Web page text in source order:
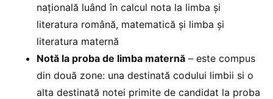
naţională luând în calcul nota la limba şi
literatura română, matematică şi limba şi
literatura maternă
Notă la proba de limba maternă – este compus
din două zone: una destinată codului limbii si o
alta destinată notei primite de candidat la proba